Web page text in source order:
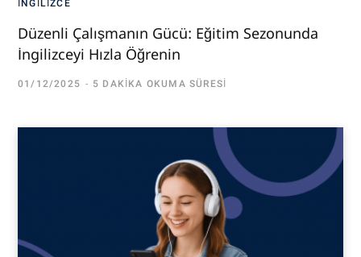
İNGILIZCE
Düzenli Çalışmanın Gücü: Eğitim Sezonunda
İngilizceyi Hızla Öğrenin
01/12/2025 5 DAKIKA OKUMA SÜRESI